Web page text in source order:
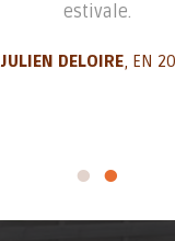
estivale.
JULIEN DELOIRE, EN